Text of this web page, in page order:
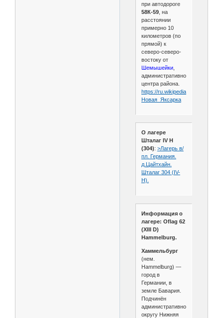
при автодороге
58К-59, на
расстоянии
примерно 10
километров (по
прямой) к
северо-северо-
востоку от
Шемышейки,
административного
центра района.
https://ru.wikipedia.org/wiki/
Новая_Яксарка
О лагере
Шталаг IV H
(304): >Лагерь в/
пл. Германия.
д.Цайтхайн.
Шталаг 304 (IV-
H).
Информация о
лагере: Oflag 62
(XIII D)
Hammelburg.
Хаммельбург
(нем.
Hammelburg) —
город в
Германии, в
земле Бавария.
Подчинён
административному
округу Нижняя